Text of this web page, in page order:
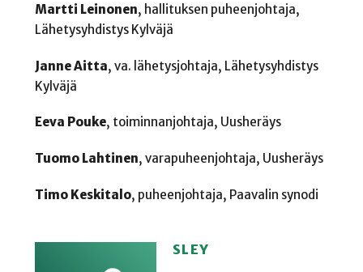
Martti Leinonen, hallituksen puheenjohtaja,
Lähetysyhdistys Kylväjä
Janne Aitta, va. lähetysjohtaja, Lähetysyhdistys
Kylväjä
Eeva Pouke, toiminnanjohtaja, Uusheräys
Tuomo Lahtinen, varapuheenjohtaja, Uusheräys
Timo Keskitalo, puheenjohtaja, Paavalin synodi
SLEY